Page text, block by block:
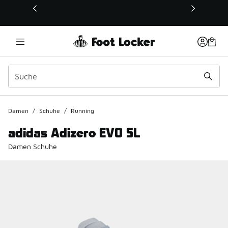
Dieser Link öffnet sich in einem neuen Fenster
Damen / Schuhe / Running
adidas Adizero EVO SL
Damen Schuhe